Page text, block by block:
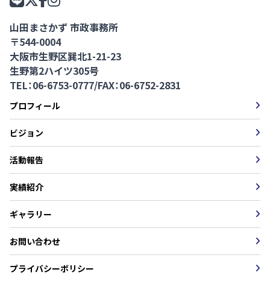
山田まさかず 市政事務所
〒544-0004
大阪市生野区巽北1-21-23
生野第2ハイツ305号
TEL：06-6753-0777/FAX：06-6752-2831
プロフィール
ビジョン
活動報告
実績紹介
ギャラリー
お問い合わせ
プライバシーボリシー